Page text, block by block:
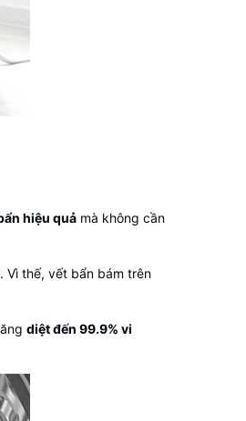
hiệu quả mà không cần
Vì thế, vết bẩn bám trên
diệt đến 99.9% vi